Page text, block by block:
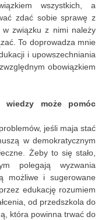
wszystkich, a
zdać sobie sprawę z
związku z nimi należy
To doprowadza mnie
i upowszechniania
obowiązkiem
może pomóc
jeśli maja stać
w demokratycznym
Żeby to się stało,
polegają wyzwania
możliwe i sugerowane
edukację rozumiem
od przedszkola do
która powinna trwać do